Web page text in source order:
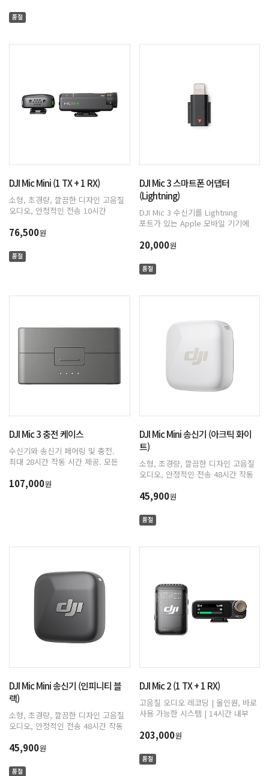
자동 제한으로 오디오 클리핑 방지
품절
DJI Mic Mini (1 TX + 1 RX)
소형, 초경량, 깔끔한 디자인 고음질
오디오, 안정적인 전송 10시간
연결로 프리미엄 사운드 음질 제공
제한으로 오디오 클리핑 방지
76,500원
품절
DJI Mic 3 스마트폰 어댑터
(Lightning)
DJI Mic 3 수신기를 Lightning
포트가 있는 Apple 모바일 기기에
있습니다.
20,000원
품절
DJI Mic 3 충전 케이스
수신기와 송신기 페어링 및 충전.
최대 28시간 작동 시간 제공. 모든
107,000원
DJI Mic Mini 송신기 (아크틱 화이
트)
소형, 초경량, 깔끔한 디자인 고음질
오디오, 안정적인 전송 48시간 작동
직접 연결로 프리미엄 사운드 음질
자동 제한으로 오디오 클리핑 방지
45,900원
품절
DJI Mic Mini 송신기 (인피니티 블
랙)
소형, 초경량, 깔끔한 디자인 고음질
오디오, 안정적인 전송 48시간 작동
직접 연결로 프리미엄 사운드 음질
자동 제한으로 오디오 클리핑 방지
45,900원
품절
DJI Mic 2 (1 TX + 1 RX)
고음질 오디오 레코딩 | 올인원, 바로
사용 가능한 시스템 | 14시간 내부
인텔리전트 노이즈 캔슬링, 또렷하고
18시간 배터리 사용
203,000원
품절